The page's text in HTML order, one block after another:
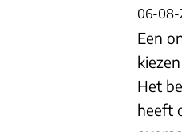
06-08-
Een
Het
heeft